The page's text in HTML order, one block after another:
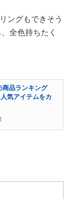
ングもできそう
全色持ちたく
商品ランキング
人気アイテムをカ